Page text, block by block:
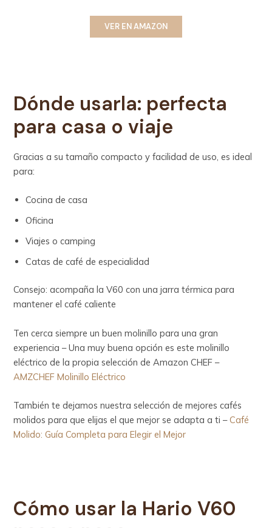
VER EN AMAZON
Dónde usarla: perfecta
para casa o viaje
Gracias a su tamaño compacto y facilidad de uso, es ideal
para:
Cocina de casa
Oficina
Viajes o camping
Catas de café de especialidad
Consejo: acompaña la V60 con una jarra térmica para
mantener el café caliente
Ten cerca siempre un buen molinillo para una gran
experiencia – Una muy buena opción es este molinillo
eléctrico de la propia selección de Amazon CHEF –
AMZCHEF Molinillo Eléctrico
También te dejamos nuestra selección de mejores cafés
molidos para que elijas el que mejor se adapta a ti –Café
Molido: Guía Completa para Elegir el Mejor
Cómo usar la Hario V60